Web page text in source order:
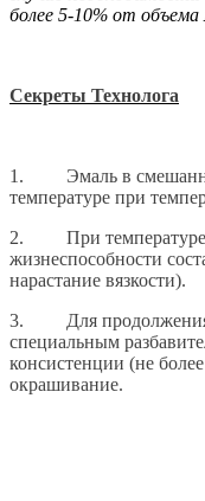
более 5-10% от
Секреты Технолога
1. Эмаль в
температуре при
2. При температуре
жизнеспособности
нарастание вязкости).
3. Для продолжения
специальным
консистенции (не
окрашивание.